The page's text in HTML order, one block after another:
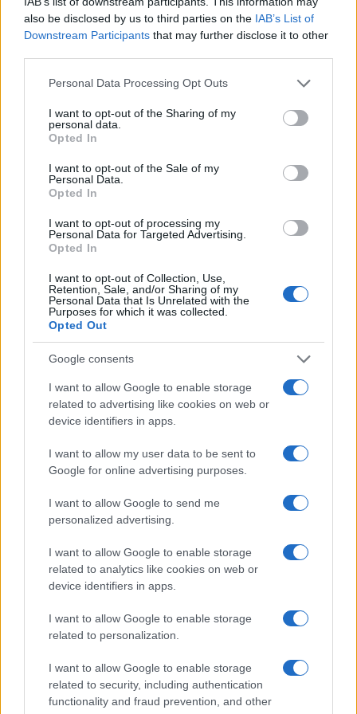
also be disclosed by us to third parties on the IAB’s List of
Downstream Participants that may further disclose it to other
Please note that this website/app uses one or more Google
not limited to your visit or usage behaviour. You may click to
grant or deny consent to Google and its third-party tags to
use your data for below specified purposes in below Google
consent section.
Personal Data Processing Opt Outs
I want to opt-out of the Sharing of my
personal data.
Opted In
I want to opt-out of the Sale of my
Personal Data.
Opted In
I want to opt-out of processing my
Personal Data for Targeted Advertising.
Opted In
I want to opt-out of Collection, Use,
Retention, Sale, and/or Sharing of my
Personal Data that Is Unrelated with the
Purposes for which it was collected.
Opted Out
Google consents
I want to allow Google to enable storage
related to advertising like cookies on web or
device identifiers in apps.
I want to allow my user data to be sent to
Google for online advertising purposes.
I want to allow Google to send me
personalized advertising.
I want to allow Google to enable storage
related to analytics like cookies on web or
device identifiers in apps.
I want to allow Google to enable storage
related to personalization.
I want to allow Google to enable storage
related to security, including authentication
functionality and fraud prevention, and other
ΗΠΑ: Ξεκινά η παραγωγή της
κατευθυνόμενης βόμβας GBU-75 που
φθάνει τα 600 χιλιόμετρα
M795 των 155 χιλ. στη Νορβηγία έναντι
$270 εκατ.
10:09
Ο Αμπελάρδο ντε λα Εσπριέγια
ορκίστηκε πρόεδρος της Κολομβίας
Η Ισπανία επαναφέρει προσωρινά τους
συνοριακούς ελέγχους για όσους
ταξιδεύουν από την Ιταλία
ΑΝΑΛΥΣΗ: Η Ευρώπη χτίζει τον δικό
της πολυεπίπεδο «Θόλο» αεράμυνας – οι